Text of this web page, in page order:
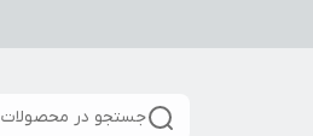
جستجو در محصولات